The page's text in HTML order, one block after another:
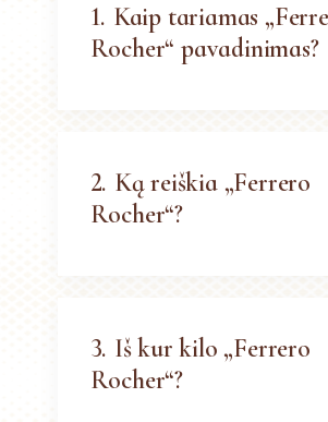
1.
Rocher“ pavadinimas?
2.
Rocher“?
3.
Rocher“?